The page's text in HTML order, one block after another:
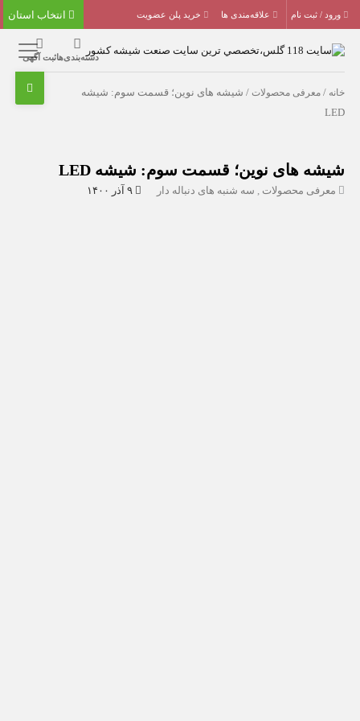
ورود / ثبت نام علاقه‌مندی ها خرید پلن عضویت
دسته‌بندی‌هاثبت آگهی
خانه/معرفی محصولات/ شیشه های نوین؛ قسمت سوم: شیشه
LED
شیشه های نوین؛ قسمت سوم: شیشه LED
معرفی محصولات,سه شنبه های دنباله دار